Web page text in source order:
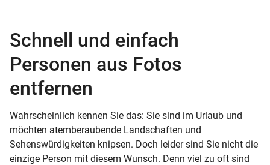
Schnell und einfach
Personen aus Fotos
entfernen
Wahrscheinlich kennen Sie das: Sie sind im Urlaub und
möchten atemberaubende Landschaften und
Sehenswürdigkeiten knipsen. Doch leider sind Sie nicht die
einzige Person mit diesem Wunsch. Denn viel zu oft sind